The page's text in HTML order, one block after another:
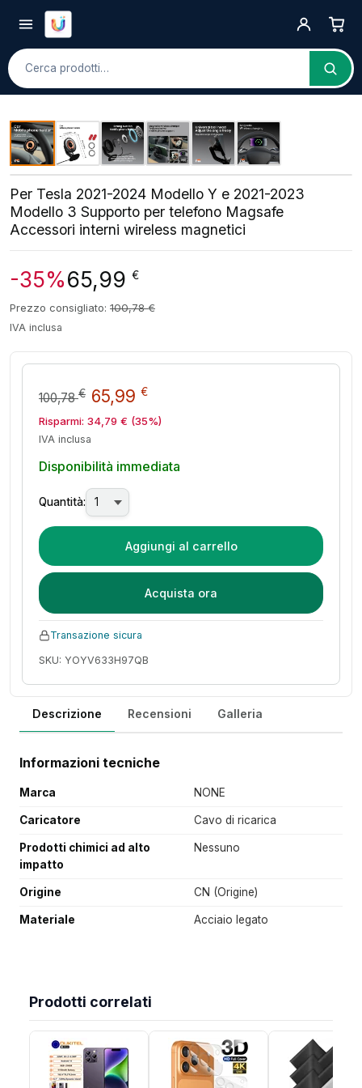
Cerca
Per Tesla 2021-2024 Modello Y e 2021-2023
Modello 3 Supporto per telefono Magsafe
Accessori interni wireless magnetici
-35%65,99 €
Prezzo consigliato: 100,78€
IVA inclusa
100,78€ Il prezzo originale era:
65,99 €Il prezzo attuale è:
Risparmi: 34,79 € (35%)
IVA inclusa
Disponibilità immediata
Quantità:
Aggiungi al carrello
Acquista ora
Transazione sicura
SKU: YOYV633H97QB
Descrizione Recensioni Galleria
Informazioni tecniche
Marca NONE
Caricatore Cavo di ricarica
Prodotti chimici ad alto
impatto
Nessuno
Origine CN (Origine)
Materiale Acciaio legato
Prodotti correlati